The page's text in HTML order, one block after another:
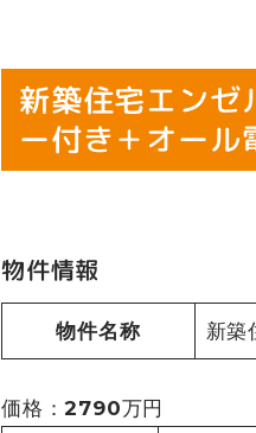
新築住宅エン
ー付き＋オー
物件情報
物件名称 新築
価格：2790万円